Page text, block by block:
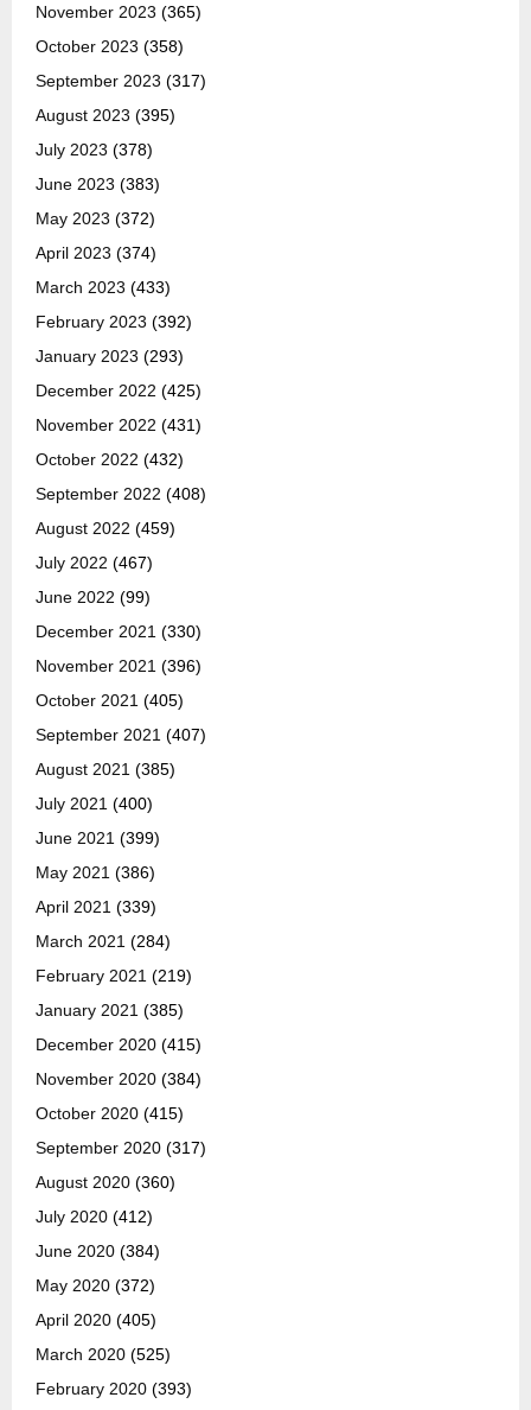
November 2023 (365)
October 2023 (358)
September 2023 (317)
August 2023 (395)
July 2023 (378)
June 2023 (383)
May 2023 (372)
April 2023 (374)
March 2023 (433)
February 2023 (392)
January 2023 (293)
December 2022 (425)
November 2022 (431)
October 2022 (432)
September 2022 (408)
August 2022 (459)
July 2022 (467)
June 2022 (99)
December 2021 (330)
November 2021 (396)
October 2021 (405)
September 2021 (407)
August 2021 (385)
July 2021 (400)
June 2021 (399)
May 2021 (386)
April 2021 (339)
March 2021 (284)
February 2021 (219)
January 2021 (385)
December 2020 (415)
November 2020 (384)
October 2020 (415)
September 2020 (317)
August 2020 (360)
July 2020 (412)
June 2020 (384)
May 2020 (372)
April 2020 (405)
March 2020 (525)
February 2020 (393)